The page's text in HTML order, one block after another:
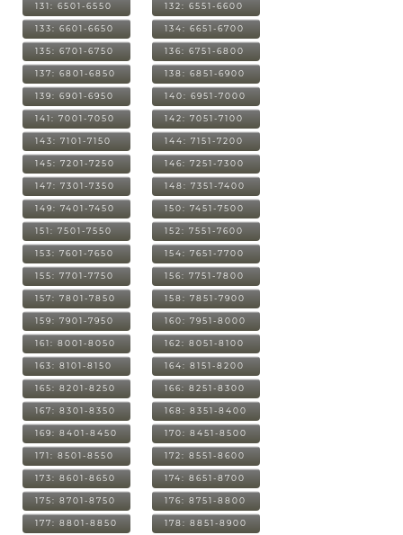
131: 6501-6550 132: 6551-6600
133: 6601-6650 134: 6651-6700
135: 6701-6750 136: 6751-6800
137: 6801-6850 138: 6851-6900
139: 6901-6950 140: 6951-7000
141: 7001-7050 142: 7051-7100
143: 7101-7150 144: 7151-7200
145: 7201-7250 146: 7251-7300
147: 7301-7350 148: 7351-7400
149: 7401-7450 150: 7451-7500
151: 7501-7550 152: 7551-7600
153: 7601-7650 154: 7651-7700
155: 7701-7750 156: 7751-7800
157: 7801-7850 158: 7851-7900
159: 7901-7950 160: 7951-8000
161: 8001-8050 162: 8051-8100
163: 8101-8150 164: 8151-8200
165: 8201-8250 166: 8251-8300
167: 8301-8350 168: 8351-8400
169: 8401-8450 170: 8451-8500
171: 8501-8550 172: 8551-8600
173: 8601-8650 174: 8651-8700
175: 8701-8750 176: 8751-8800
177: 8801-8850 178: 8851-8900